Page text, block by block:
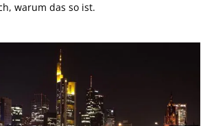
warum das so ist.